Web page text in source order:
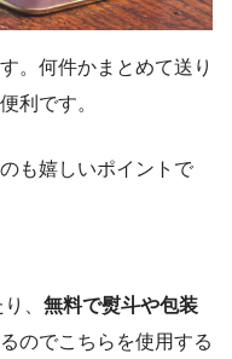
。何件かまとめて送り
利です。
のも嬉しいポイントで
、 無料で熨斗や包装
のでこちらを使用する